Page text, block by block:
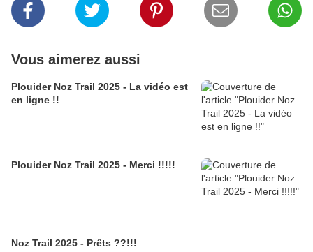
Vous aimerez aussi
Plouider Noz Trail 2025 - La vidéo est
en ligne !!
Plouider Noz Trail 2025 - Merci !!!!!
Noz Trail 2025 - Prêts ??!!!